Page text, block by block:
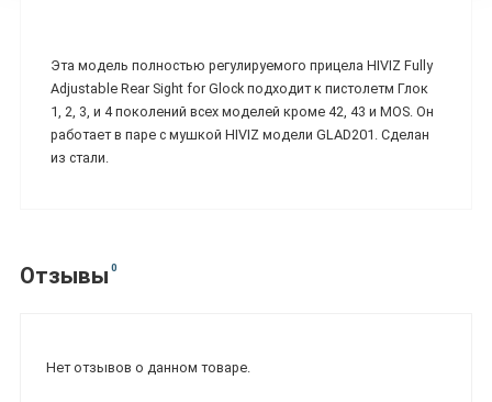
Эта модель полностью регулируемого прицела HIVIZ Fully
Adjustable Rear Sight for Glock подходит к пистолетм Глок
1, 2, 3, и 4 поколений всех моделей кроме 42, 43 и MOS. Он
работает в паре с мушкой HIVIZ модели GLAD201. Сделан
из стали.
Отзывы 0
Нет отзывов о данном товаре.